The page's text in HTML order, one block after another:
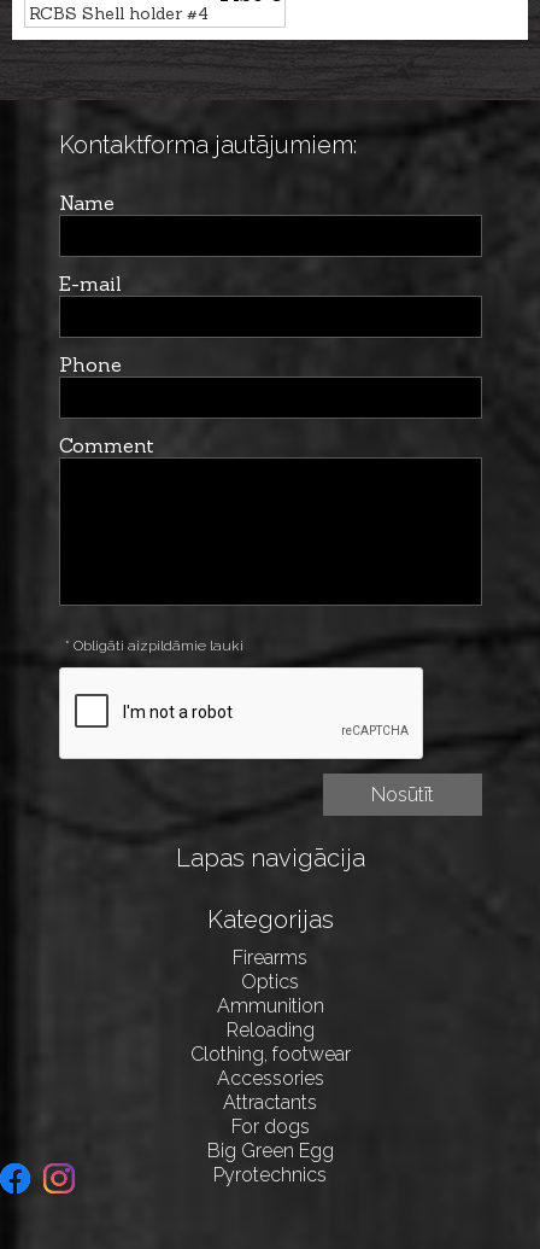
RCBS Shell holder #4
Kontaktforma jautājumiem:
Name
E-mail
Phone
Comment
* Obligāti aizpildāmie lauki
Lapas navigācija
Kategorijas
Firearms
Optics
Ammunition
Reloading
Clothing, footwear
Accessories
Attractants
For dogs
Big Green Egg
Pyrotechnics